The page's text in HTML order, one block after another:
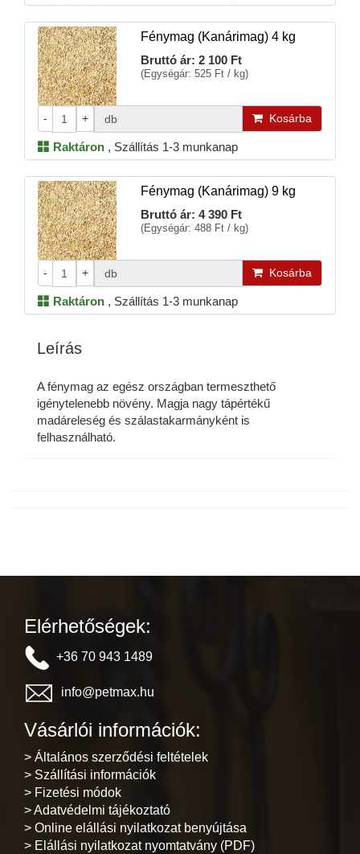
Fénymag (Kanárimag) 4 kg
Bruttó ár: 2 100 Ft
(Egységár: 525 Ft / kg)
- + db Kosárba
Raktáron , Szállítás 1-3 munkanap
Fénymag (Kanárimag) 9 kg
Bruttó ár: 4 390 Ft
(Egységár: 488 Ft / kg)
- + db Kosárba
Raktáron , Szállítás 1-3 munkanap
Leírás
A fénymag az egész országban termeszthető
igénytelenebb növény. Magja nagy tápértékű
madáreleség és szálastakarmányként is
felhasználható.
Elérhetőségek:
+36 70 943 1489
info@petmax.hu
Vásárlói információk:
> Általános szerződési feltételek
> Szállítási információk
> Fizetési módok
> Adatvédelmi tájékoztató
> Online elállási nyilatkozat benyújtása
> Elállási nyilatkozat nyomtatvány (PDF)